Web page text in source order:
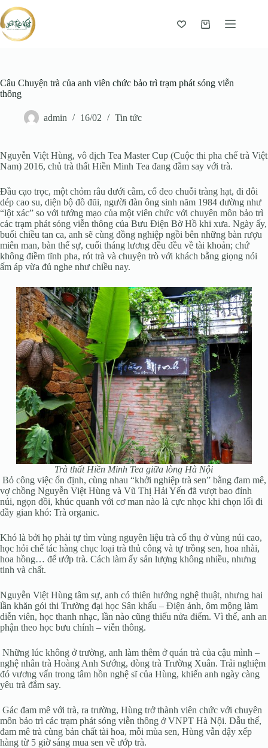
Giỏ
Câu Chuyện trà của anh viên chức bảo trì trạm phát sóng viễn
thông
admin 16/02 Tin tức
Nguyễn Việt Hùng, vô địch Tea Master Cup (Cuộc thi pha chế trà Việt
Nam) 2016, chủ trà thất Hiền Minh Tea đang đắm say với trà.
Đầu cạo trọc, một chỏm râu dưới cằm, cổ đeo chuỗi tràng hạt, đi đôi
dép cao su, diện bộ đồ đũi, người đàn ông sinh năm 1984 dường như
“lột xác” so với tướng mạo của một viên chức với chuyên môn bảo trì
các trạm phát sóng viễn thông của Bưu Điện Bờ Hồ khi xưa. Ngày ấy,
buổi chiều tan ca, anh sẽ cùng đồng nghiệp ngồi bên những bàn rượu
miên man, bàn thế sự, cuối tháng lương đều đều về tài khoản; chứ
không điềm tĩnh pha, rót trà và chuyện trò với khách bằng giọng nói
ấm áp vừa đủ nghe như chiều nay.
Trà thất Hiền Minh Tea giữa lòng Hà Nội
Bỏ công việc ổn định, cùng nhau “khởi nghiệp trà sen” bằng đam mê,
vợ chồng Nguyễn Việt Hùng và Vũ Thị Hải Yến đã vượt bao đỉnh
núi, ngọn đồi, khúc quanh với cơ man nào là cực nhọc khi chọn lối đi
đầy gian khó: Trà organic.
Khó là bởi họ phải tự tìm vùng nguyên liệu trà cổ thụ ở vùng núi cao,
học hỏi chế tác hàng chục loại trà thủ công và tự trồng sen, hoa nhài,
hoa hồng… để ướp trà. Cách làm ấy sản lượng không nhiều, nhưng
tinh và chất.
Nguyễn Việt Hùng tâm sự, anh có thiên hướng nghệ thuật, nhưng hai
lần khăn gói thi Trường đại học Sân khấu – Điện ảnh, ôm mộng làm
diễn viên, học thanh nhạc, lần nào cũng thiếu nửa điểm. Vì thế, anh an
phận theo học bưu chính – viễn thông.
Những lúc không ở trường, anh làm thêm ở quán trà của cậu mình –
nghệ nhân trà Hoàng Anh Sướng, dòng trà Trường Xuân. Trải nghiệm
đó vương vấn trong tâm hồn nghệ sĩ của Hùng, khiến anh ngày càng
yêu trà đắm say.
Gác đam mê với trà, ra trường, Hùng trở thành viên chức với chuyên
môn bảo trì các trạm phát sóng viễn thông ở VNPT Hà Nội. Dẫu thế,
đam mê trà cùng bản chất tài hoa, mỗi mùa sen, Hùng vẫn dậy xếp
hàng từ 5 giờ sáng mua sen về ướp trà.